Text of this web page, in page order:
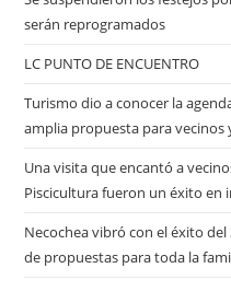
serán reprogramados
LC PUNTO DE ENCUENTRO
Turismo dio a conocer la
amplia propuesta para vecinos
Una visita que encantó a
Piscicultura fueron un éxito en
Necochea vibró con el éxito
de propuestas para toda la